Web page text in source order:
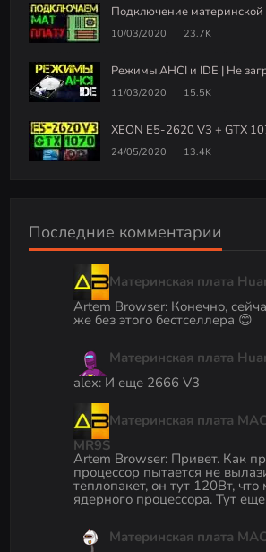
Подключение материнской
10/03/2020 23.7K
Режимы AHCI и IDE | Не
11/03/2020 15.5K
XEON E5-2620 V3 + GTX
24/05/2020 13.4K
Последние комментарии
Материнская плата
Artem Browser: Конечно,
же без этого бестселлера 😊
Материнская плата
alex: И еще 2666 V3
Материнская плата
MR9S
Artem Browser: Привет. Как
процессор пытается не
теплопакет, он тут 120Вт,
ядерного процессора. Тут
Материнская плата